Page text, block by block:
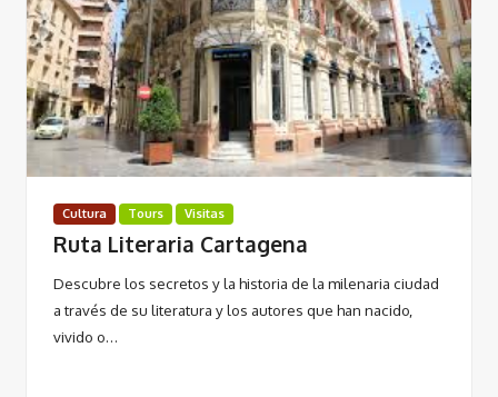
Cultura Tours Visitas
Ruta Literaria Cartagena
Descubre los secretos y la historia de la milenaria ciudad
a través de su literatura y los autores que han nacido,
vivido o…